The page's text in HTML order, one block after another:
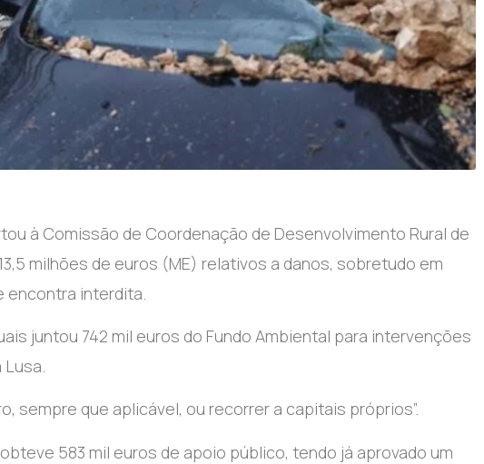
à Comissão de Coordenação de Desenvolvimento Rural de
milhões de euros (ME) relativos a danos, sobretudo em
encontra interdita.
juntou 742 mil euros do Fundo Ambiental para intervenções
Lusa.
sempre que aplicável, ou recorrer a capitais próprios”.
583 mil euros de apoio público, tendo já aprovado um